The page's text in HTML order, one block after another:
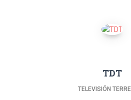
TDT
TELEVISIÓN